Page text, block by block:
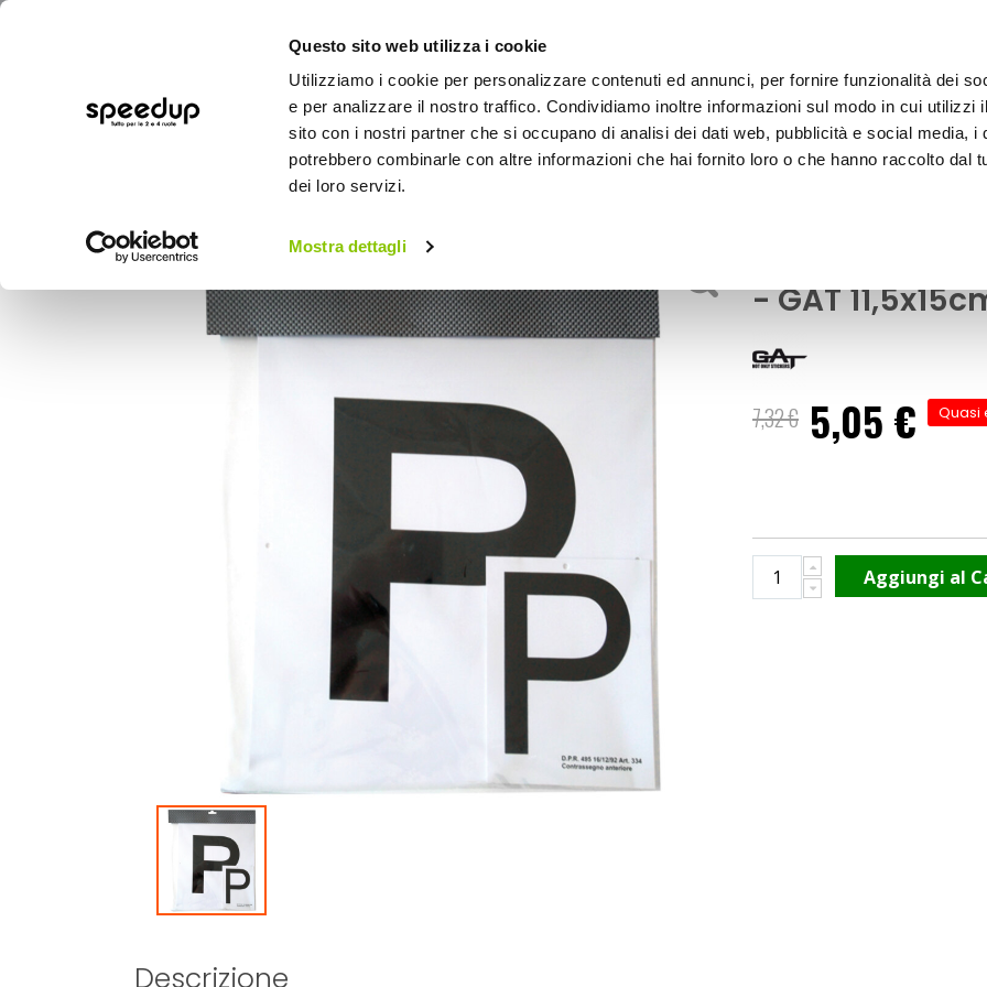
Questo sito web utilizza i cookie
Utilizziamo i cookie per personalizzare contenuti ed annunci, per fornire funzionalità dei
e per analizzare il nostro traffico. Condividiamo inoltre informazioni sul modo in cui utilizzi
sito con i nostri partner che si occupano di analisi dei dati web, pubblicità e social media, i
potrebbero combinarle con altre informazioni che hai fornito loro o che hanno raccolto dal
dei loro servizi.
Mostra dettagli
BICI OUTDOOR
Home
- GAT
7,32 €
Prezzo
speciale
5,05 € Quasi
Aggiungi al
Descrizione